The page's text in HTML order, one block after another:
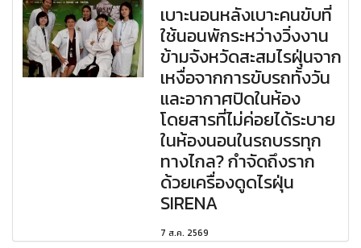
เบาะนอนหลังเบาะคนขับที่
ใช้นอนพักระหว่างวิ่งงาน
ข้ามจังหวัดสะสมไรฝุ่นจาก
เหงื่อจากการขับรถทั้งวัน
และอากาศปิดในห้อง
โดยสารที่ไม่ค่อยได้ระบาย
ในห้องนอนในรถบรรทุก
ทางไกล? กำจัดถึงราก
ด้วยเครื่องดูดไรฝุ่น
SIRENA
7 ส.ค. 2569